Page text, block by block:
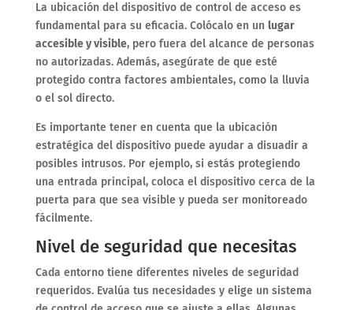
La ubicación del dispositivo de control de acceso es
fundamental para su eficacia. Colócalo en un lugar
accesible y visible, pero fuera del alcance de personas
no autorizadas. Además, asegúrate de que esté
protegido contra factores ambientales, como la lluvia
o el sol directo.
Es importante tener en cuenta que la ubicación
estratégica del dispositivo puede ayudar a disuadir a
posibles intrusos. Por ejemplo, si estás protegiendo
una entrada principal, coloca el dispositivo cerca de la
puerta para que sea visible y pueda ser monitoreado
fácilmente.
Nivel de seguridad que necesitas
Cada entorno tiene diferentes niveles de seguridad
requeridos. Evalúa tus necesidades y elige un sistema